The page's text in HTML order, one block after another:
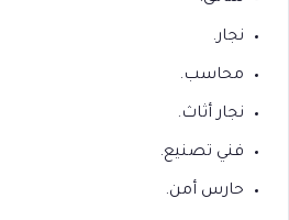
نجار.
محاسب.
نجار أثاث.
فني تصنيع.
حارس أمن.